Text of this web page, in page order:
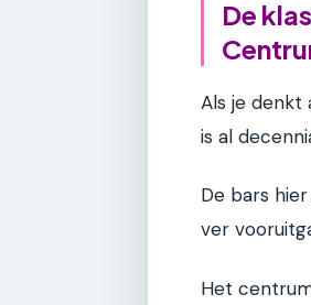
De
Als je denkt
is al
De bars
ver
Het